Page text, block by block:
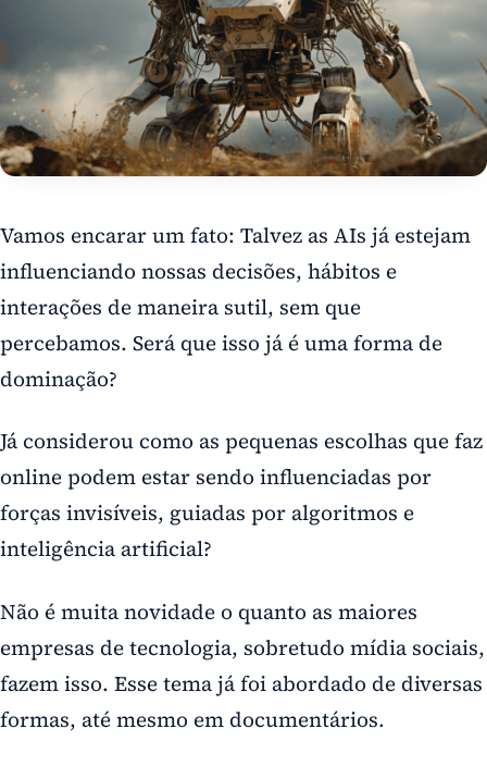
Vamos encarar um fato: Talvez as AIs já estejam
influenciando nossas decisões, hábitos e
interações de maneira sutil, sem que
percebamos. Será que isso já é uma forma de
dominação?
Já considerou como as pequenas escolhas que faz
online podem estar sendo influenciadas por
forças invisíveis, guiadas por algoritmos e
inteligência artificial?
Não é muita novidade o quanto as maiores
empresas de tecnologia, sobretudo mídia sociais,
fazem isso. Esse tema já foi abordado de diversas
formas, até mesmo em documentários.